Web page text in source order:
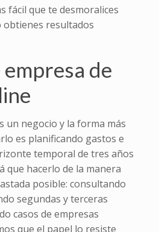
fácil que te desmoralices
obtienes resultados
empresa de
un negocio y la forma más
es planificando gastos e
temporal de tres años
que hacerlo de la manera
posible: consultando
segundas y terceras
casos de empresas
que el papel lo resiste